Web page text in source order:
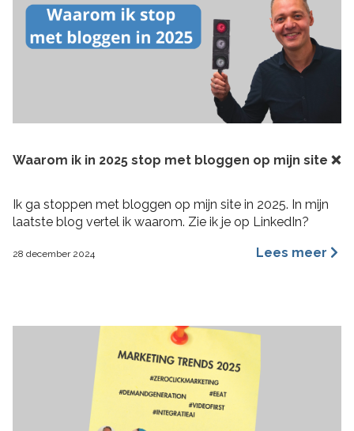
Waarom ik in 2025 stop met bloggen op mijn site ❌
Ik ga stoppen met bloggen op mijn site in 2025. In mijn
laatste blog vertel ik waarom. Zie ik je op LinkedIn?
28 december 2024 Lees meer